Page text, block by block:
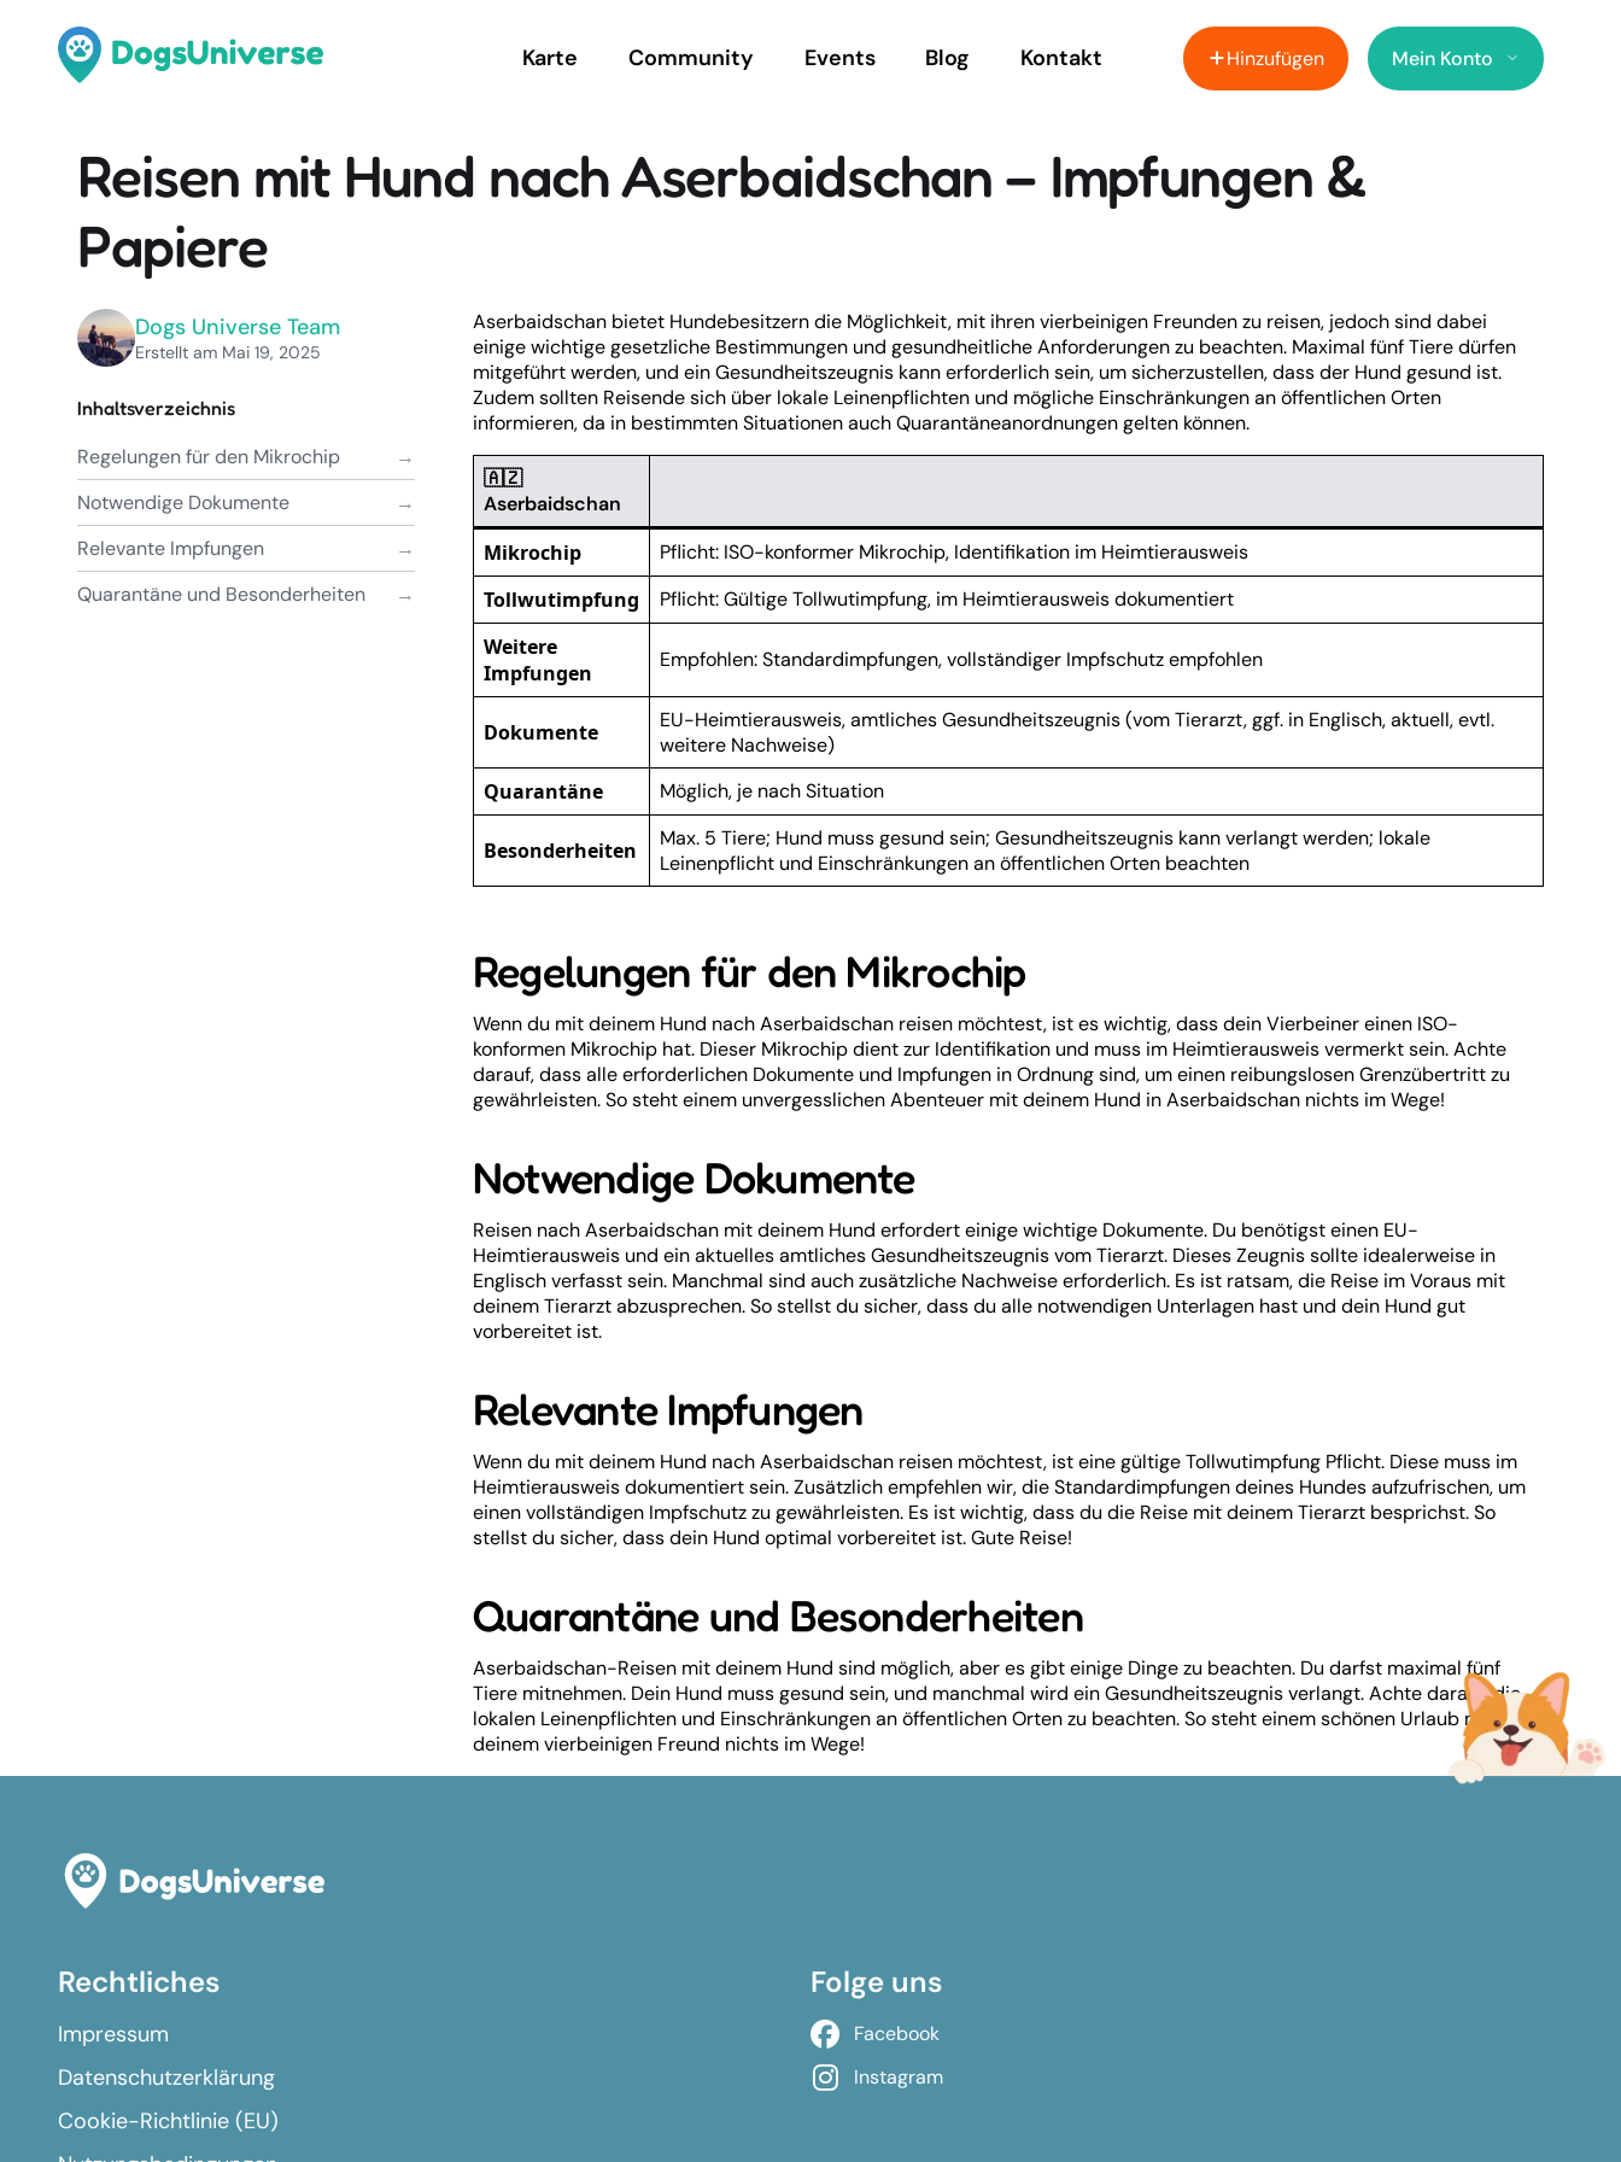
Karte Community Events Blog Kontakt Hinzufügen Mein Konto
Reisen mit Hund nach Aserbaidschan – Impfungen &
Papiere
Dogs Universe Team
Erstellt am Mai 19, 2025
Inhaltsverzeichnis
Regelungen für den Mikrochip
Notwendige Dokumente
Relevante Impfungen
Quarantäne und Besonderheiten
Aserbaidschan bietet Hundebesitzern die Möglichkeit, mit ihren vierbeinigen Freunden zu reisen, jedoch sind dabei
einige wichtige gesetzliche Bestimmungen und gesundheitliche Anforderungen zu beachten. Maximal fünf Tiere dürfen
mitgeführt werden, und ein Gesundheitszeugnis kann erforderlich sein, um sicherzustellen, dass der Hund gesund ist.
Zudem sollten Reisende sich über lokale Leinenpflichten und mögliche Einschränkungen an öffentlichen Orten
informieren, da in bestimmten Situationen auch Quarantäneanordnungen gelten können.
🇦🇿
Aserbaidschan
Mikrochip Pflicht: ISO-konformer Mikrochip, Identifikation im Heimtierausweis
Tollwutimpfung Pflicht: Gültige Tollwutimpfung, im Heimtierausweis dokumentiert
Weitere
Impfungen
Empfohlen: Standardimpfungen, vollständiger Impfschutz empfohlen
Dokumente
EU-Heimtierausweis, amtliches Gesundheitszeugnis (vom Tierarzt, ggf. in Englisch, aktuell, evtl.
weitere Nachweise)
Quarantäne Möglich, je nach Situation
Besonderheiten
Max. 5 Tiere; Hund muss gesund sein; Gesundheitszeugnis kann verlangt werden; lokale
Leinenpflicht und Einschränkungen an öffentlichen Orten beachten
Regelungen für den Mikrochip
Wenn du mit deinem Hund nach Aserbaidschan reisen möchtest, ist es wichtig, dass dein Vierbeiner einen ISO-
konformen Mikrochip hat. Dieser Mikrochip dient zur Identifikation und muss im Heimtierausweis vermerkt sein. Achte
darauf, dass alle erforderlichen Dokumente und Impfungen in Ordnung sind, um einen reibungslosen Grenzübertritt zu
gewährleisten. So steht einem unvergesslichen Abenteuer mit deinem Hund in Aserbaidschan nichts im Wege!
Notwendige Dokumente
Reisen nach Aserbaidschan mit deinem Hund erfordert einige wichtige Dokumente. Du benötigst einen EU-
Heimtierausweis und ein aktuelles amtliches Gesundheitszeugnis vom Tierarzt. Dieses Zeugnis sollte idealerweise in
Englisch verfasst sein. Manchmal sind auch zusätzliche Nachweise erforderlich. Es ist ratsam, die Reise im Voraus mit
deinem Tierarzt abzusprechen. So stellst du sicher, dass du alle notwendigen Unterlagen hast und dein Hund gut
vorbereitet ist.
Relevante Impfungen
Wenn du mit deinem Hund nach Aserbaidschan reisen möchtest, ist eine gültige Tollwutimpfung Pflicht. Diese muss im
Heimtierausweis dokumentiert sein. Zusätzlich empfehlen wir, die Standardimpfungen deines Hundes aufzufrischen, um
einen vollständigen Impfschutz zu gewährleisten. Es ist wichtig, dass du die Reise mit deinem Tierarzt besprichst. So
stellst du sicher, dass dein Hund optimal vorbereitet ist. Gute Reise!
Quarantäne und Besonderheiten
Aserbaidschan-Reisen mit deinem Hund sind möglich, aber es gibt einige Dinge zu beachten. Du darfst maximal fünf
Tiere mitnehmen. Dein Hund muss gesund sein, und manchmal wird ein Gesundheitszeugnis verlangt. Achte darauf, die
lokalen Leinenpflichten und Einschränkungen an öffentlichen Orten zu beachten. So steht einem schönen Urlaub mit
deinem vierbeinigen Freund nichts im Wege!
Rechtliches
Impressum
Datenschutzerklärung
Cookie-Richtlinie (EU)
Folge uns
Facebook
Instagram